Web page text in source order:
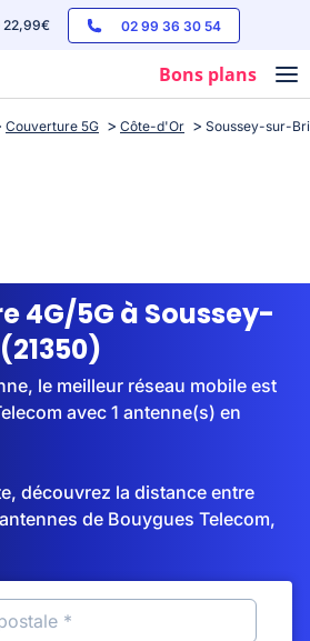
22,99€ 02 99 36 30 54
Bons plans
Couverture 5G Côte-d'Or Soussey-sur-
4G/5G à Soussey-
le meilleur réseau mobile est
avec 1 antenne(s) en
découvrez la distance entre
de Bouygues Telecom,